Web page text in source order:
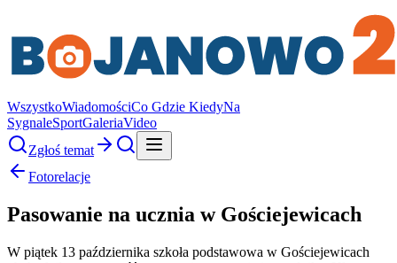
WszystkoWiadomościCo Gdzie KiedyNa
SygnaleSportGaleriaVideo
Zgłoś temat
Fotorelacje
Pasowanie na ucznia w Gościejewicach
W piątek 13 października szkoła podstawowa w Gościejewicach